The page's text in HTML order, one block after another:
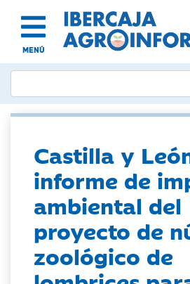
MENÚ
Castilla y
informe de
ambiental del
proyecto de
zoológico de